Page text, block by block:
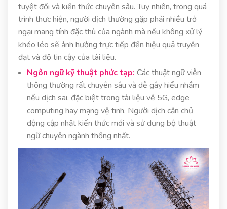
tuyệt đối và kiến thức chuyên sâu. Tuy nhiên, trong quá
trình thực hiện, người dịch thường gặp phải nhiều trở
ngại mang tính đặc thù của ngành mà nếu không xử lý
khéo léo sẽ ảnh hưởng trực tiếp đến hiệu quả truyền
đạt và độ tin cậy của tài liệu.
Ngôn ngữ kỹ thuật phức tạp: Các thuật ngữ viễn
thông thường rất chuyên sâu và dễ gây hiểu nhầm
nếu dịch sai, đặc biệt trong tài liệu về 5G, edge
computing hay mạng vệ tinh. Người dịch cần chủ
động cập nhật kiến thức mới và sử dụng bộ thuật
ngữ chuyên ngành thống nhất.